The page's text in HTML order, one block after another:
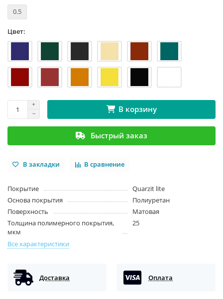
0.5
Цвет:
В корзину
Быстрый заказ
В закладки В сравнение
Покрытие
Quarzit lite
Основа покрытия
Полиуретан
Поверхность
Матовая
Толщина полимерного покрытия,
мкм
25
Все характеристики
Доставка Оплата